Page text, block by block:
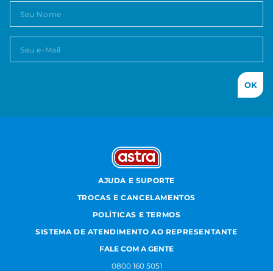
OK
AJUDA E SUPORTE
TROCAS E CANCELAMENTOS
POLÍTICAS E TERMOS
SISTEMA DE ATENDIMENTO AO REPRESENTANTE
FALE COM A GENTE
0800 160 5051